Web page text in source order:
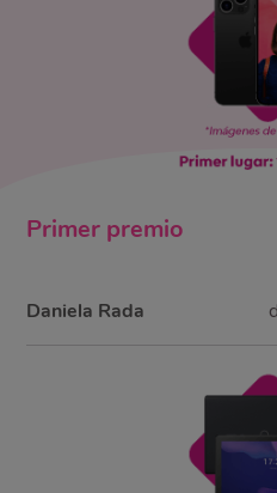
Primer premio
Daniela Rada